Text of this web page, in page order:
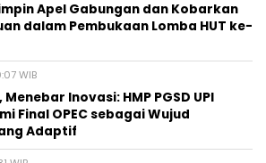
Apel Gabungan dan Kobarkan
dalam Pembukaan Lomba HUT ke-
WIB
Inovasi: HMP PGSD UPI
Final OPEC sebagai Wujud
Adaptif